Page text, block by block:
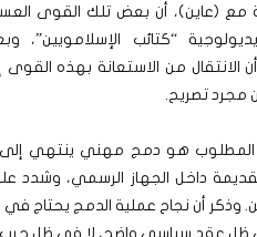
(عاين)، أن بعض تلك القوى
“كتائب الإسلامويين”،
الانتقال من الاستعانة بهذه
مجرد تصريح.
المطلوب هو دمج مهني ينتهي
داخل الجهاز الرسمي، وشدد
وذكر أن نجاح عملية الدمج يحتاج
ظل عقد سياسي واضح، لا في ظل حرب